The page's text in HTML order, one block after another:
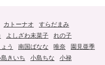
カトーナオ
すらだまみ
よしざわ未菜子
れの子
う 南国ばなな 唯奈
園見亜季
きいち 小島ちな
小禄